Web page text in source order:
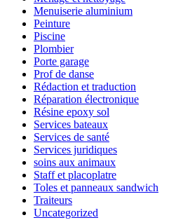
Menuiserie aluminium
Peinture
Piscine
Plombier
Porte garage
Prof de danse
Rédaction et traduction
Réparation électronique
Résine epoxy sol
Services bateaux
Services de santé
Services juridiques
soins aux animaux
Staff et placoplatre
Toles et panneaux sandwich
Traiteurs
Uncategorized